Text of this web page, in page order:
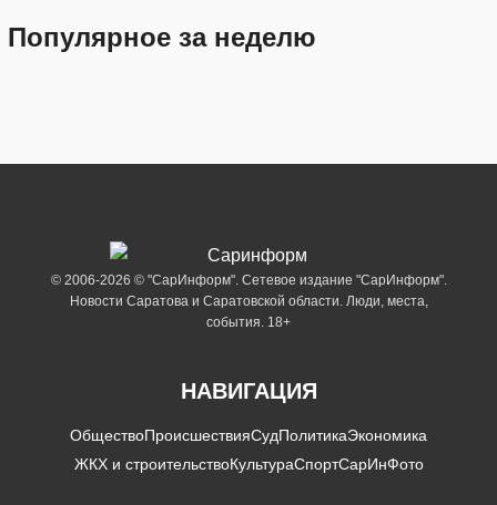
Популярное за неделю
© 2006-2026 © "СарИнформ". Сетевое издание "СарИнформ".
Новости Саратова и Саратовской области. Люди, места,
события. 18+
НАВИГАЦИЯ
ОбществоПроисшествияСудПолитикаЭкономика
ЖКХ и строительствоКультураСпортСарИнФото